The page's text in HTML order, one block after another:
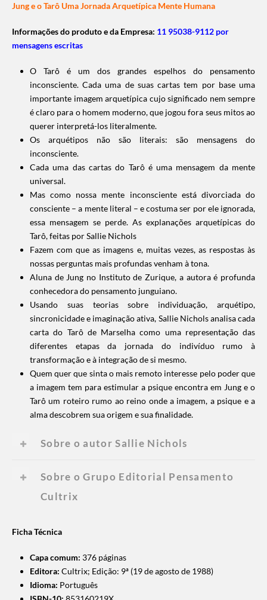
Jung e o Tarô Uma Jornada Arquetípica Mente Humana
Informações do produto e da Empresa: 11 95038-9112 por
mensagens escritas
O Tarô é um dos grandes espelhos do pensamento
inconsciente. Cada uma de suas cartas tem por base uma
importante imagem arquetípica cujo significado nem sempre
é claro para o homem moderno, que jogou fora seus mitos ao
querer interpretá-los literalmente.
Os arquétipos não são literais: são mensagens do
inconsciente.
Cada uma das cartas do Tarô é uma mensagem da mente
universal.
Mas como nossa mente inconsciente está divorciada do
consciente – a mente literal – e costuma ser por ele ignorada,
essa mensagem se perde. As explanações arquetípicas do
Tarô, feitas por Sallie Nichols
Fazem com que as imagens e, muitas vezes, as respostas às
nossas perguntas mais profundas venham à tona.
Aluna de Jung no Instituto de Zurique, a autora é profunda
conhecedora do pensamento junguiano.
Usando suas teorias sobre individuação, arquétipo,
sincronicidade e imaginação ativa, Sallie Nichols analisa cada
carta do Tarô de Marselha como uma representação das
diferentes etapas da jornada do indivíduo rumo à
transformação e à integração de si mesmo.
Quem quer que sinta o mais remoto interesse pelo poder que
a imagem tem para estimular a psique encontra em Jung e o
Tarô um roteiro rumo ao reino onde a imagem, a psique e a
alma descobrem sua origem e sua finalidade.
Sobre o autor Sallie Nichols
Sobre o Grupo Editorial Pensamento
Cultrix
Ficha Técnica
Capa comum: 376 páginas
Editora: Cultrix; Edição: 9ª (19 de agosto de 1988)
Idioma: Português